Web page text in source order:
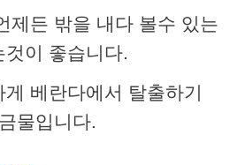
제든 밖을 내다 볼수 있는
이 좋습니다.
베란다에서 탈출하기
물입니다.